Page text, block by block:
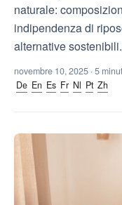
Consigli
naturale:
indipendenza di
alternative sostenibili.
novembre 10, 2025 · 5
De En Es Fr Nl Pt Zh